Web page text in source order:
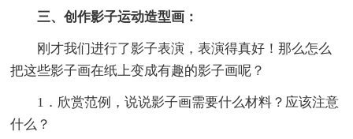
三、创作影子运动造型画：
刚才我们进行了影子表演，表演得真好！那么怎么
把这些影子画在纸上变成有趣的影子画呢？
1．欣赏范例，说说影子画需要什么材料？应该注意
什么？